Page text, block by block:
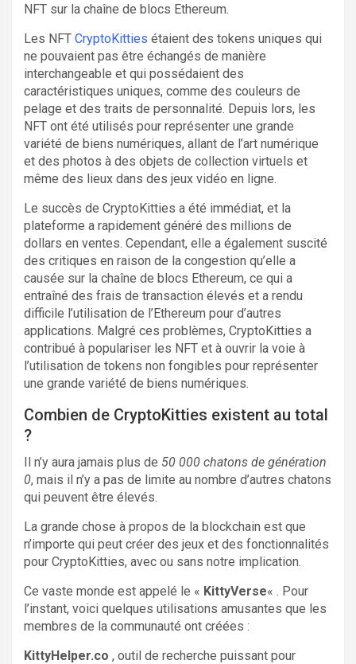
NFT sur la chaîne de blocs Ethereum.
Les NFT CryptoKitties étaient des tokens uniques qui
ne pouvaient pas être échangés de manière
interchangeable et qui possédaient des
caractéristiques uniques, comme des couleurs de
pelage et des traits de personnalité. Depuis lors, les
NFT ont été utilisés pour représenter une grande
variété de biens numériques, allant de l’art numérique
et des photos à des objets de collection virtuels et
même des lieux dans des jeux vidéo en ligne.
Le succès de CryptoKitties a été immédiat, et la
plateforme a rapidement généré des millions de
dollars en ventes. Cependant, elle a également suscité
des critiques en raison de la congestion qu’elle a
causée sur la chaîne de blocs Ethereum, ce qui a
entraîné des frais de transaction élevés et a rendu
difficile l’utilisation de l’Ethereum pour d’autres
applications. Malgré ces problèmes, CryptoKitties a
contribué à populariser les NFT et à ouvrir la voie à
l’utilisation de tokens non fongibles pour représenter
une grande variété de biens numériques.
Combien de CryptoKitties existent au total
?
Il n’y aura jamais plus de 50 000 chatons de génération
0, mais il n’y a pas de limite au nombre d’autres chatons
qui peuvent être élevés.
La grande chose à propos de la blockchain est que
n’importe qui peut créer des jeux et des fonctionnalités
pour CryptoKitties, avec ou sans notre implication.
Ce vaste monde est appelé le « KittyVerse« . Pour
l’instant, voici quelques utilisations amusantes que les
membres de la communauté ont créées :
KittyHelper.co , outil de recherche puissant pour